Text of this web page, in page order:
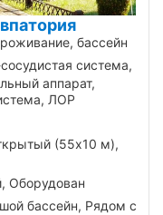
бассейн
система,
аппарат,
ЛОР
(55х10 м),
Оборудован
бассейн, Рядом с